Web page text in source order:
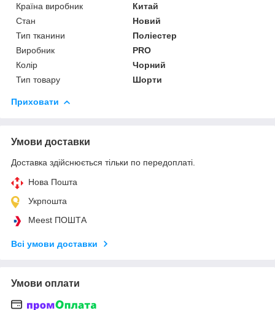
Країна виробник
Китай
Стан
Новий
Тип тканини
Поліестер
Виробник
PRO
Колір
Чорний
Тип товару
Шорти
Приховати
Умови доставки
Доставка здійснюється тільки по передоплаті.
Нова Пошта
Укрпошта
Meest ПОШТА
Всі умови доставки
Умови оплати